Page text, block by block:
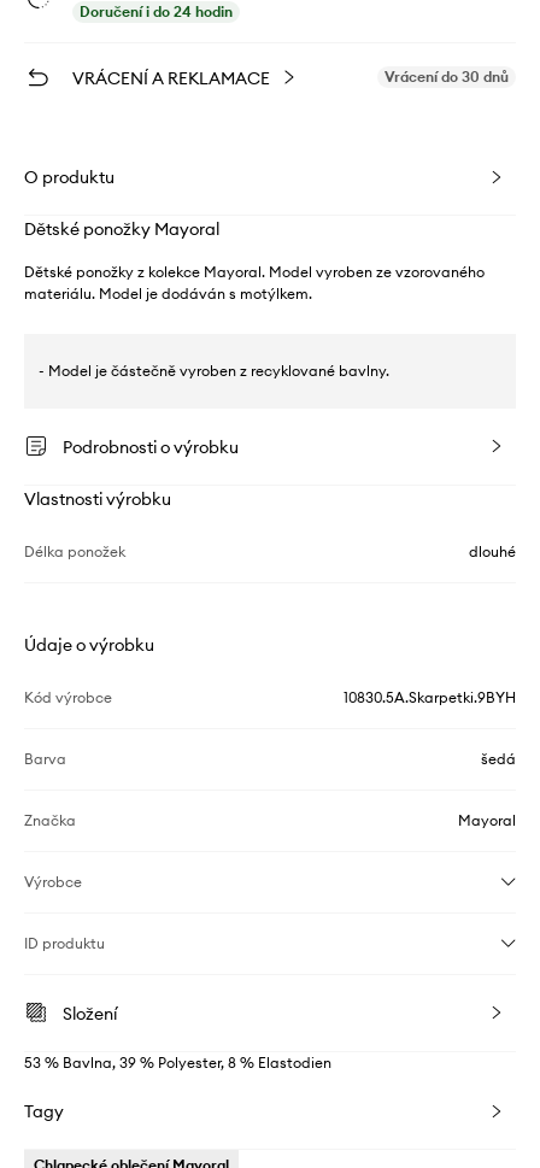
Doručení i do 24 hodin
VRÁCENÍ A REKLAMACE Vrácení do 30 dnů
O produktu
Dětské ponožky Mayoral
Dětské ponožky z kolekce Mayoral. Model vyroben ze vzorovaného
materiálu. Model je dodáván s motýlkem.
- Model je částečně vyroben z recyklované bavlny.
Podrobnosti o výrobku
Vlastnosti výrobku
Délka ponožek dlouhé
Údaje o výrobku
Kód výrobce 10830.5A.Skarpetki.9BYH
Barva šedá
Značka Mayoral
Výrobce
ID produktu
Složení
53 % Bavlna, 39 % Polyester, 8 % Elastodien
Tagy